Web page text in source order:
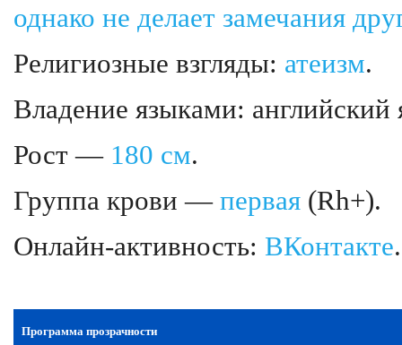
однако не делает замечания
Религиозные взгляды: атеизм.
Владение языками: английский
Рост — 180 см.
Группа крови — первая (Rh+).
Онлайн-активность: ВКонтакте.
Программа прозрачности